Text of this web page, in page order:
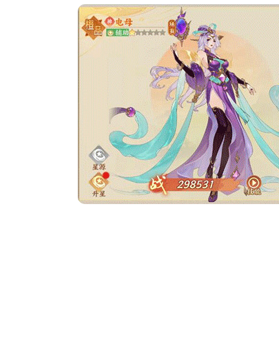
策略塔防动作射击益智休闲冒险解谜街机格斗模
金融理财娱乐趣味 新闻阅读考试学习AI软件